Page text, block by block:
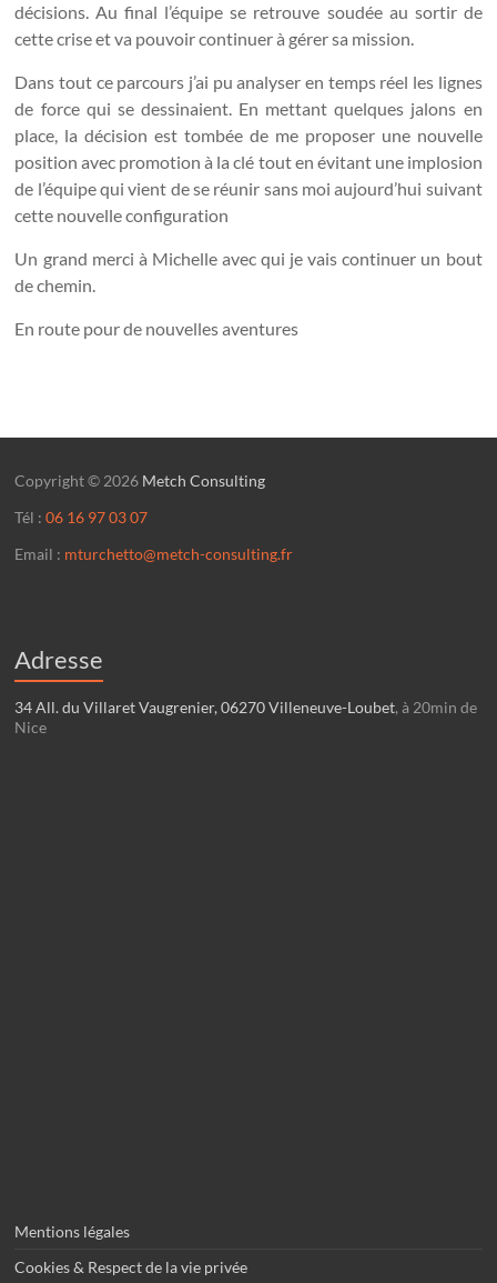
décisions. Au final l’équipe se retrouve soudée au sortir de
cette crise et va pouvoir continuer à gérer sa mission.
Dans tout ce parcours j’ai pu analyser en temps réel les lignes
de force qui se dessinaient. En mettant quelques jalons en
place, la décision est tombée de me proposer une nouvelle
position avec promotion à la clé tout en évitant une implosion
de l’équipe qui vient de se réunir sans moi aujourd’hui suivant
cette nouvelle configuration
Un grand merci à Michelle avec qui je vais continuer un bout
de chemin.
En route pour de nouvelles aventures
Copyright © 2026 Metch Consulting
Tél :06 16 97 03 07
Email : mturchetto@metch-consulting.fr
Adresse
34 All. du Villaret Vaugrenier, 06270 Villeneuve-Loubet, à 20min de
Nice
Mentions légales
Cookies & Respect de la vie privée